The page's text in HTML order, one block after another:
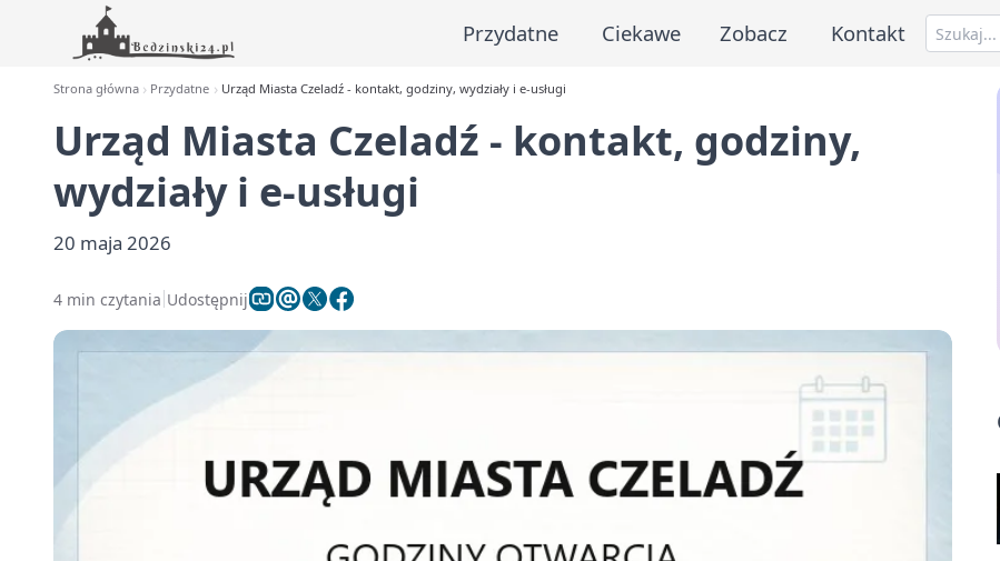
Przydatne Ciekawe Zobacz Kontakt
Strona główna Przydatne Urząd Miasta Czeladź - kontakt, godziny, wydziały i e-usługi
Urząd Miasta Czeladź - kontakt, godziny,
wydziały i e-usługi
20 maja 2026
4 min czytania Udostępnij